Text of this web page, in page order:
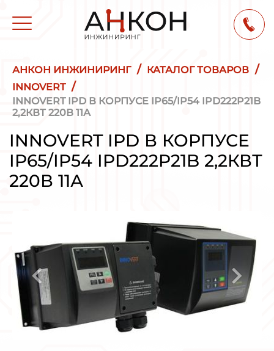
АНКОН ИНЖИНИРИНГ / КАТАЛОГ ТОВАРОВ /
INNOVERT /
INNOVERT IPD В КОРПУСЕ IP65/IP54 IPD222P21B
2,2КВТ 220В 11А
INNOVERT IPD В КОРПУСЕ
IP65/IP54 IPD222P21B 2,2КВТ
220В 11А